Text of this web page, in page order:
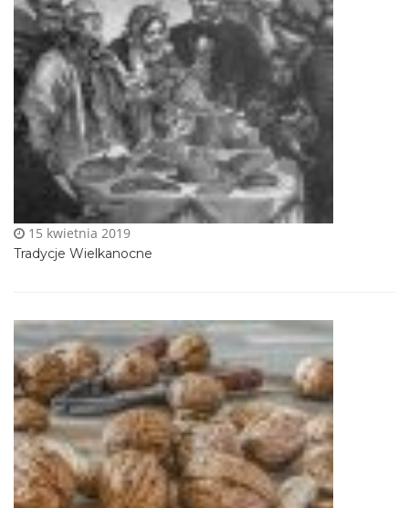
Tradycje Wielkanocne
15 kwietnia 2019